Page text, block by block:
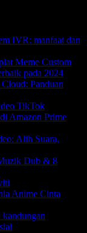
IVR: manfaat dan
Meme Custom
pada 2024
Panduan
TikTok
Amazon Prime
Alih Suara,
Dub & 8
Anime Cinta